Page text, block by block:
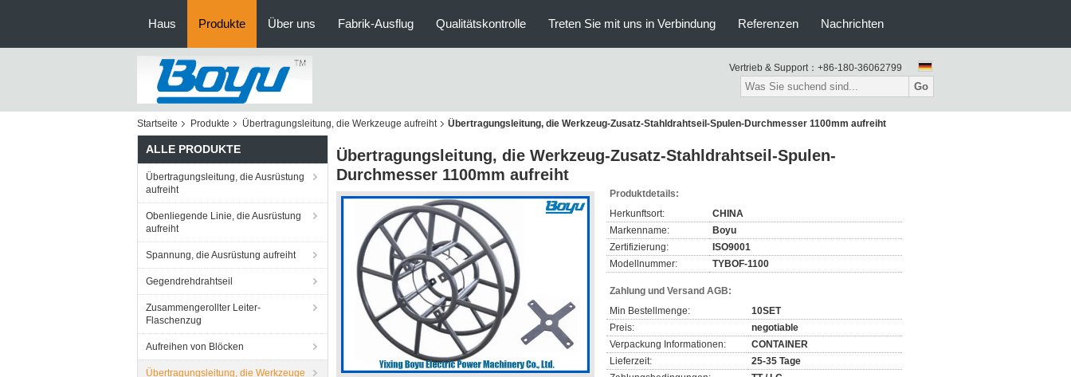
Haus Produkte Über uns Fabrik-Ausflug Qualitätskontrolle Treten Sie mit uns in Verbindung Referenzen Nachrichten
Vertrieb & Support： +86-180-36062799
Go
Startseite Produkte Übertragungsleitung, die Werkzeuge aufreiht Übertragungsleitung, die Werkzeug-Zusatz-Stahldrahtseil-Spulen-Durchmesser 1100mm aufreiht
ALLE PRODUKTE
Übertragungsleitung, die Ausrüstung
aufreiht
Obenliegende Linie, die Ausrüstung
aufreiht
Spannung, die Ausrüstung aufreiht
Gegendrehdrahtseil
Zusammengerollter Leiter-
Flaschenzug
Aufreihen von Blöcken
Übertragungsleitung, die Werkzeuge
Übertragungsleitung, die Werkzeug-Zusatz-Stahldrahtseil-Spulen-
Durchmesser 1100mm aufreiht
Produktdetails:
Herkunftsort:
CHINA
Markenname:
Boyu
Zertifizierung:
ISO9001
Modellnummer:
TYBOF-1100
Zahlung und Versand AGB:
Min Bestellmenge:
10SET
Preis:
negotiable
Verpackung Informationen:
CONTAINER
Lieferzeit:
25-35 Tage